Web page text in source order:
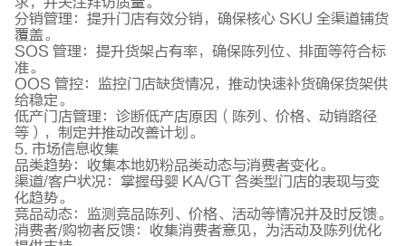
分销管理：提升门店有效分销，确保核心 SKU 全渠道铺货
覆盖。
SOS 管理：提升货架占有率，确保陈列位、排面等符合标
准。
OOS 管控：监控门店缺货情况，推动快速补货确保货架供
给稳定。
低产门店管理：诊断低产店原因（陈列、价格、动销路径
等），制定并推动改善计划。
5. 市场信息收集
品类趋势：收集本地奶粉品类动态与消费者变化。
渠道/客户状况：掌握母婴 KA/GT 各类型门店的表现与变
化趋势。
竞品动态：监测竞品陈列、价格、活动等情况并及时反馈。
消费者/购物者反馈：收集消费者意见，为活动及陈列优化